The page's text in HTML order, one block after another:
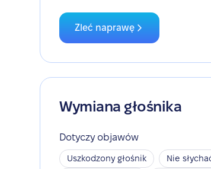
Zleć naprawę
Wymiana głośnika
Dotyczy objawów
Uszkodzony głośnik
Nie